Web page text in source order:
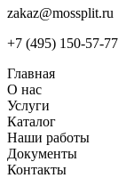
zakaz@mossplit.ru
+7 (495) 150-57-77
Главная
О нас
Услуги
Каталог
Наши работы
Документы
Контакты